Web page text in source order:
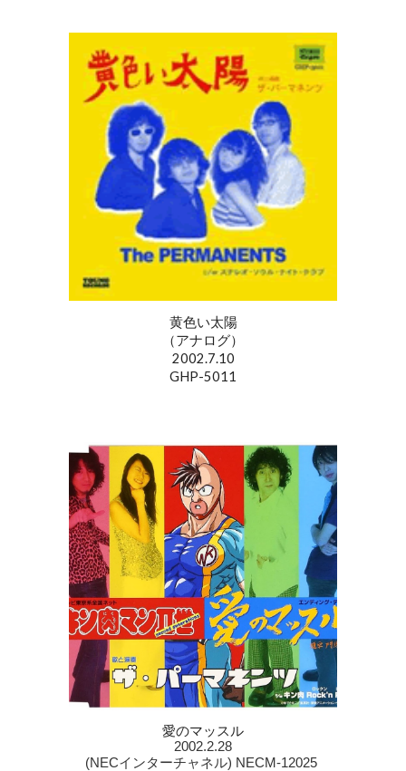
黄色い太陽
（アナログ）
2002.7.10
GHP-5011
愛のマッスル
2002.2.28
(NECインターチャネル) NECM-12025